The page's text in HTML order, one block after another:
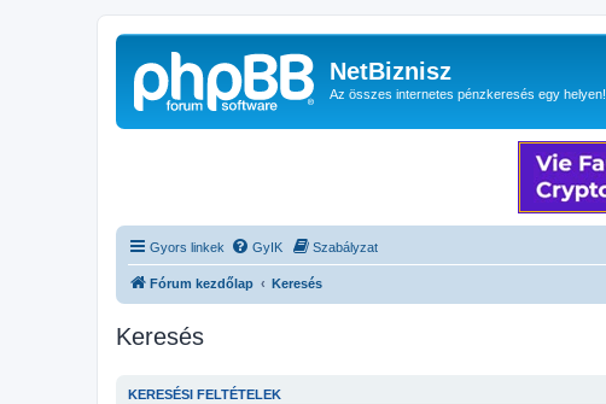
NetBiznisz
Az összes internetes pénzkeresés egy helyen!
Gyors linkek GyIK Szabályzat
Fórum kezdőlap Keresés
Keresés
KERESÉSI FELTÉTELEK